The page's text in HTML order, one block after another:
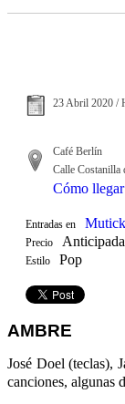
23 Abril 2020 /
Café Berlín
Calle Costanilla
Cómo llegar
Entradas en Mutick
Precio
Estilo Pop
AMBRE
José Doel (teclas),
canciones, algunas